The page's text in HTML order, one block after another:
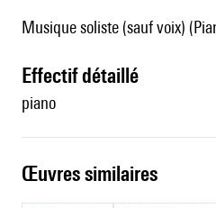
Musique soliste (sauf voix)
effectif détaillé
piano
œuvres similaires